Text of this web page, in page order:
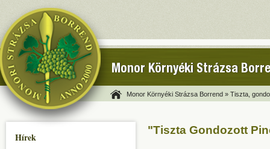
Monor Környéki Strázsa
Monor Környéki Strázsa Borrend » Tiszta,
Hírek
"Tiszta Gondozott